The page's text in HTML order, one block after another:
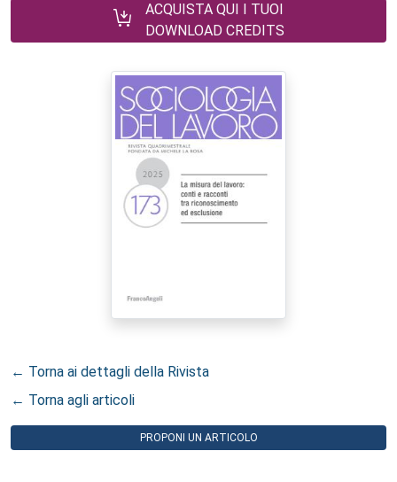
ACQUISTA QUI I TUOI
DOWNLOAD CREDITS
← Torna ai dettagli della Rivista
← Torna agli articoli
PROPONI UN ARTICOLO